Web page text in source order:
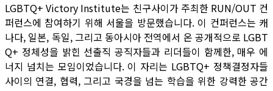
LGBTQ+ Victory Institute는 친구사이가 주최한 RUN/OUT 컨
퍼런스에 참여하기 위해 서울을 방문했습니다. 이 컨퍼런스는 캐
나다, 일본, 독일, 그리고 동아시아 전역에서 온 공개적으로 LGBT
Q+ 정체성을 밝힌 선출직 공직자들과 리더들이 함께한, 매우 에
너지 넘치는 모임이었습니다. 이 자리는 LGBTQ+ 정책결정자들
사이의 연결, 협력, 그리고 국경을 넘는 학습을 위한 강력한 공간